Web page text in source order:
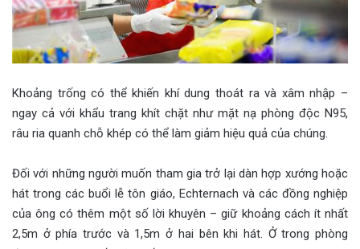
Khoảng trống có thể khiến khí dung thoát ra và xâm nhập –
ngay cả với khẩu trang khít chặt như mặt nạ phòng độc N95,
râu ria quanh chỗ khép có thể làm giảm hiệu quả của chúng.
Đối với những người muốn tham gia trở lại dàn hợp xướng hoặc
hát trong các buổi lễ tôn giáo, Echternach và các đồng nghiệp
của ông có thêm một số lời khuyên – giữ khoảng cách ít nhất
2,5m ở phía trước và 1,5m ở hai bên khi hát. Ở trong phòng